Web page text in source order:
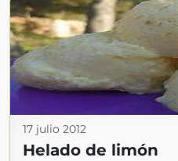
17 julio 2012
Helado de limón